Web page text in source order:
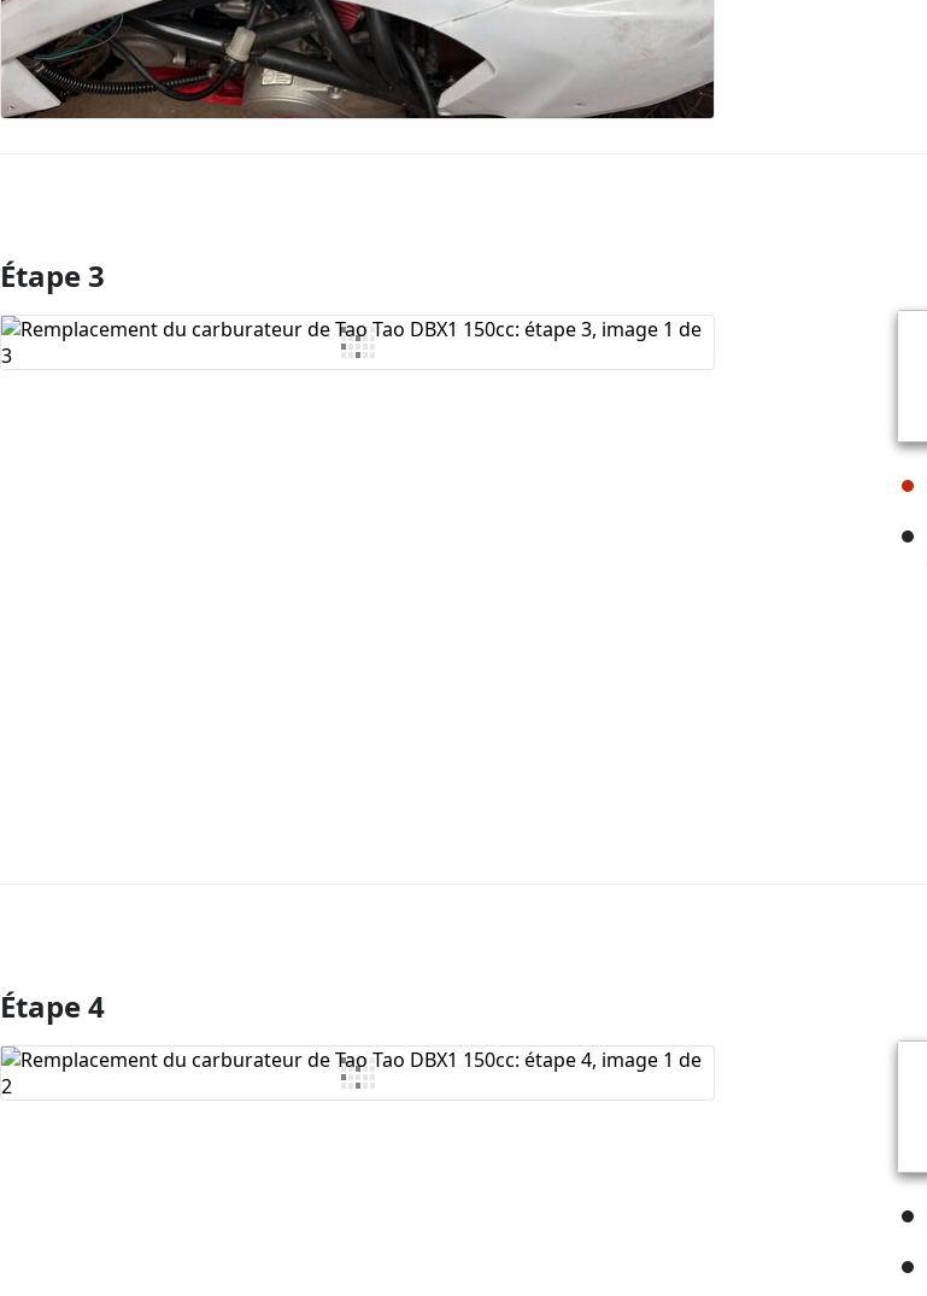
Ajouter un commentaire
Étape 3
Ajouter un commentaire
Étape 4